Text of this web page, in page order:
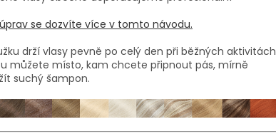
se dozvíte více v tomto návodu.
drží vlasy pevně po celý den při běžných aktivitách
můžete místo, kam chcete připnout pás, mírně
suchý šampon.